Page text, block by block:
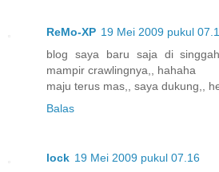
ReMo-XP 19 Mei 2009 pukul
blog saya baru saja di
mampir crawlingnya,, hahaha
maju terus mas,, saya dukung,,
Balas
lock 19 Mei 2009 pukul 07.16